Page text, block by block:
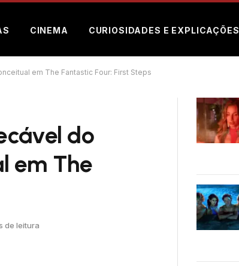
CINEMA CURIOSIDADES E EXPLICAÇÕES
em The Fantastic Four: First Steps
do
em The
de leitura